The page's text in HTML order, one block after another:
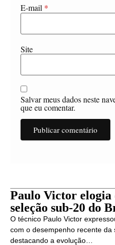
E-mail *
Site
Salvar meus dados neste
que eu comentar.
Paulo Victor elogia
seleção sub-20 do
O técnico Paulo Victor
com o desempenho recente da
destacando a evolução…